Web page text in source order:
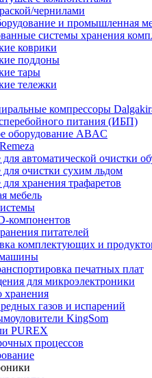
чернилами
и промышленная
системы хранения
коврики
поддоны
тары
тележки
компрессоры
питания (ИБП)
оборудование ABAC
автоматической очистки
очистки сухим льдом
хранения трафаретов
мебель
компонентов
питателей
комплектующих и
печатных плат
для микроэлектроники
газов и испарений
KingSom
PUREX
процессов